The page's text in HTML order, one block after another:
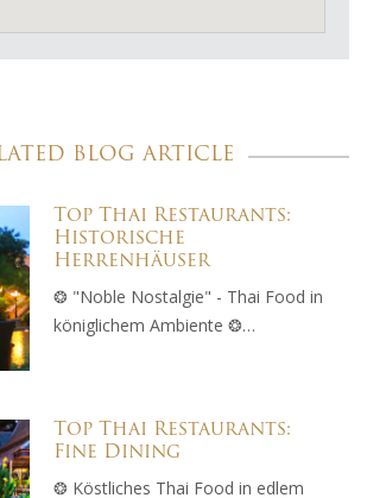
BLOG ARTICLE
Top Thai Restaurants:
Historische
Herrenhäuser
❂ "Noble Nostalgie" - Thai Food in
königlichem Ambiente ❂…
Top Thai Restaurants:
Fine Dining
❂ Köstliches Thai Food in edlem